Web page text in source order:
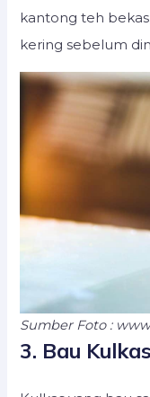
kantong teh
kering sebelum
Sumber Foto :
3. Bau Kulkas